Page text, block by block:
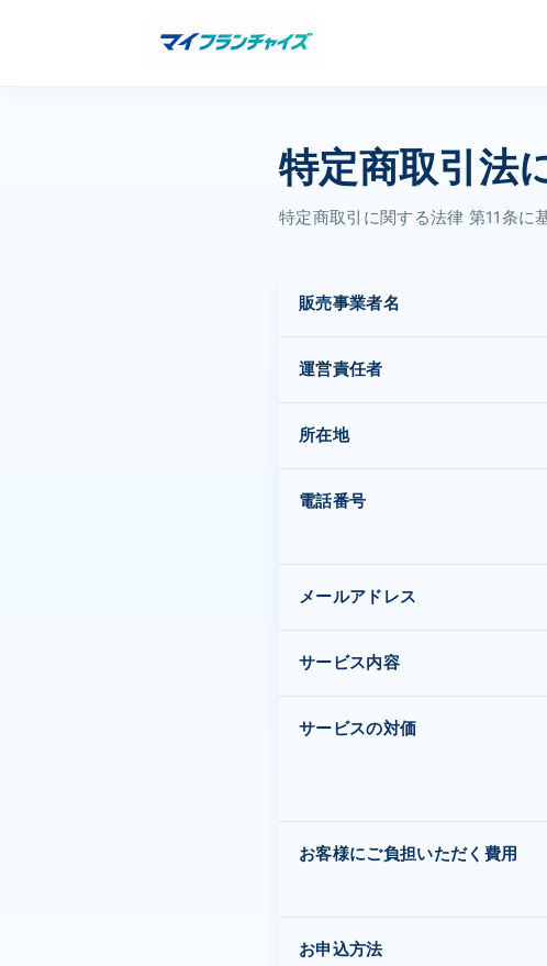
特定商取引法
特定商取引に関する法律 第11条に
販売事業者名
運営責任者
所在地
電話番号
メールアドレス
サービス内容
サービスの対価
お客様にご負担いただく費用
お申込方法